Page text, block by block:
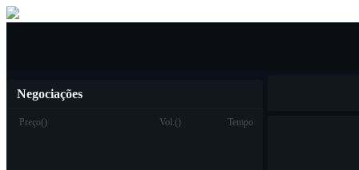
Negociações
Preço() Vol.() Tempo